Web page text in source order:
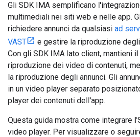
Gli SDK IMA semplificano
multimediali nei siti web e nelle app.
richiedere annunci da qualsiasi ad
VAST
e gestire la riproduzione
Con gli SDK IMA lato client, mantieni
riproduzione dei video di contenuti,
la riproduzione degli annunci. Gli
in un video player separato
player dei contenuti dell'app.
Questa guida mostra come integrare
video player. Per visualizzare o